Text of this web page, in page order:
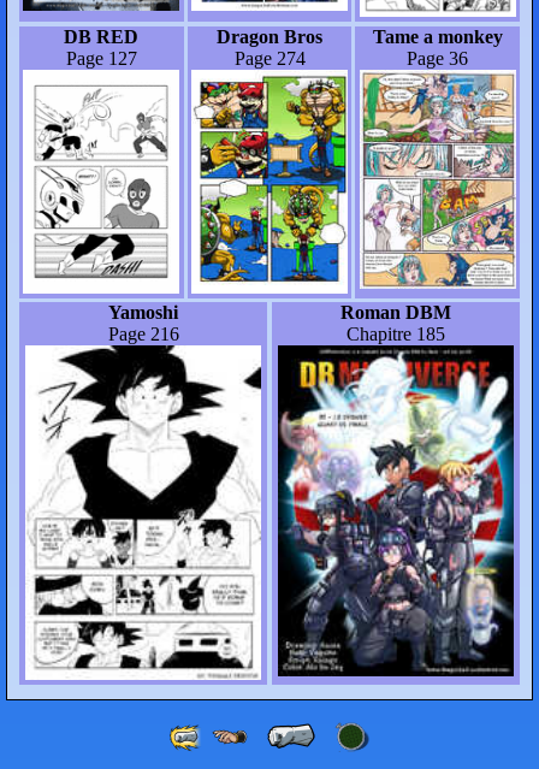
DB RED
Page 127
Dragon Bros
Page 274
Tame a monkey
Page 36
Yamoshi
Page 216
Roman DBM
Chapitre 185